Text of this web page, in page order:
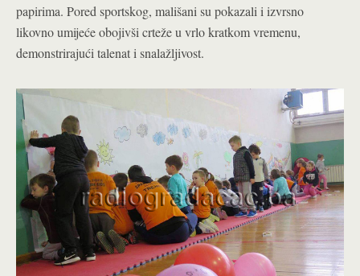
papirima. Pored sportskog, mališani su pokazali i izvrsno
likovno umijeće obojivši crteže u vrlo kratkom vremenu,
demonstrirajući talenat i snalažljivost.